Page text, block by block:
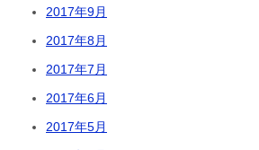
2017年9月
2017年8月
2017年7月
2017年6月
2017年5月